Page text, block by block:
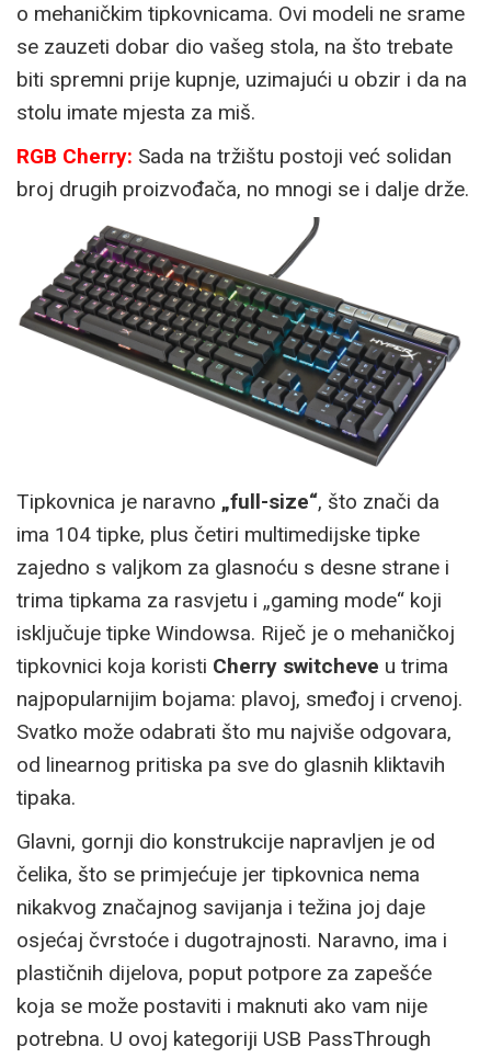
o mehaničkim tipkovnicama. Ovi modeli ne srame
se zauzeti dobar dio vašeg stola, na što trebate
biti spremni prije kupnje, uzimajući u obzir i da na
stolu imate mjesta za miš.
RGB Cherry: Sada na tržištu postoji već solidan
broj drugih proizvođača, no mnogi se i dalje drže.
Tipkovnica je naravno „full-size“, što znači da
ima 104 tipke, plus četiri multimedijske tipke
zajedno s valjkom za glasnoću s desne strane i
trima tipkama za rasvjetu i „gaming mode“ koji
isključuje tipke Windowsa. Riječ je o mehaničkoj
tipkovnici koja koristi Cherry switcheve u trima
najpopularnijim bojama: plavoj, smeđoj i crvenoj.
Svatko može odabrati što mu najviše odgovara,
od linearnog pritiska pa sve do glasnih kliktavih
tipaka.
Glavni, gornji dio konstrukcije napravljen je od
čelika, što se primjećuje jer tipkovnica nema
nikakvog značajnog savijanja i težina joj daje
osjećaj čvrstoće i dugotrajnosti. Naravno, ima i
plastičnih dijelova, poput potpore za zapešće
koja se može postaviti i maknuti ako vam nije
potrebna. U ovoj kategoriji USB PassThrough